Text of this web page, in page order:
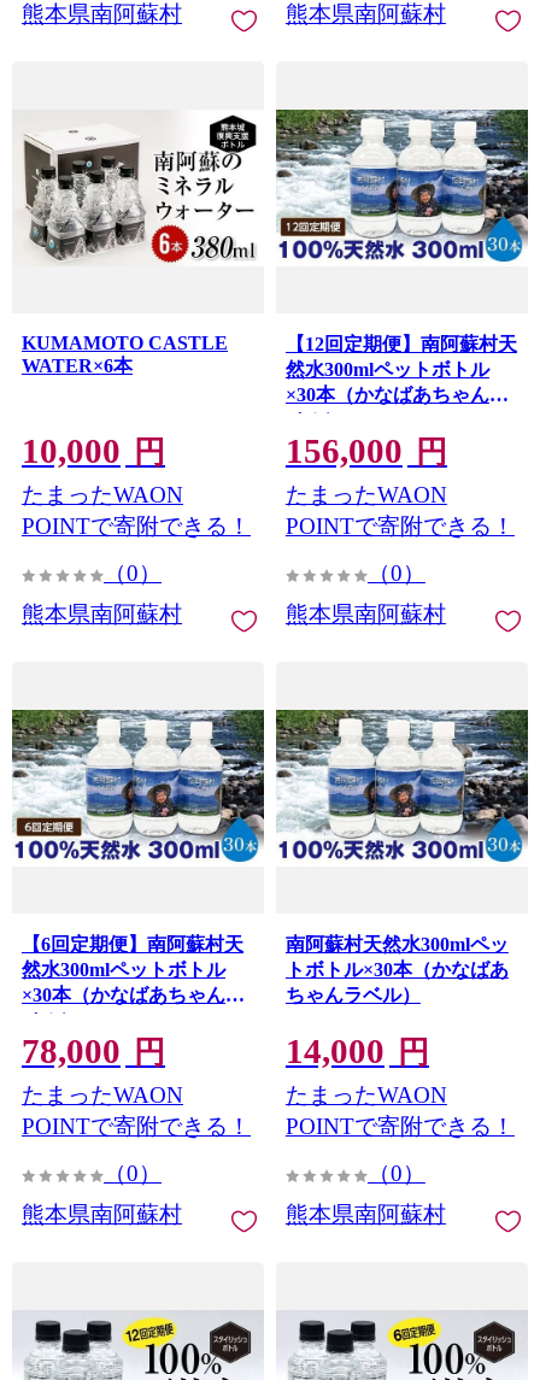
熊本県南阿蘇村
熊本県南阿蘇村
KUMAMOTO CASTLE
WATER×6本
10,000 円
たまったWAON
POINTで寄附できる！
（0）
熊本県南阿蘇村
【12回定期便】南阿蘇村天
然水300mlペットボトル
×30本（かなばあちゃんラ
ベル）
156,000 円
たまったWAON
POINTで寄附できる！
（0）
熊本県南阿蘇村
【6回定期便】南阿蘇村天
然水300mlペットボトル
×30本（かなばあちゃんラ
ベル）
78,000 円
たまったWAON
POINTで寄附できる！
（0）
熊本県南阿蘇村
南阿蘇村天然水300mlペッ
トボトル×30本（かなばあ
ちゃんラベル）
14,000 円
たまったWAON
POINTで寄附できる！
（0）
熊本県南阿蘇村